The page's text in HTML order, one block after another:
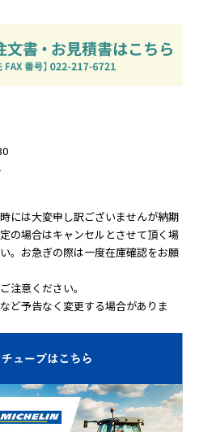
には大変申し訳ございませんが納期
の場合はキャンセルとさせて頂く場
。お急ぎの際は一度在庫確認をお願
注意ください。
ど予告なく変更する場合がありま